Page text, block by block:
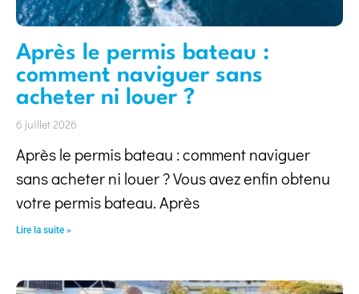
Après le permis bateau :
comment naviguer sans
acheter ni louer ?
6 juillet 2026
Après le permis bateau : comment naviguer
sans acheter ni louer ? Vous avez enfin obtenu
votre permis bateau. Après
Lire la suite »